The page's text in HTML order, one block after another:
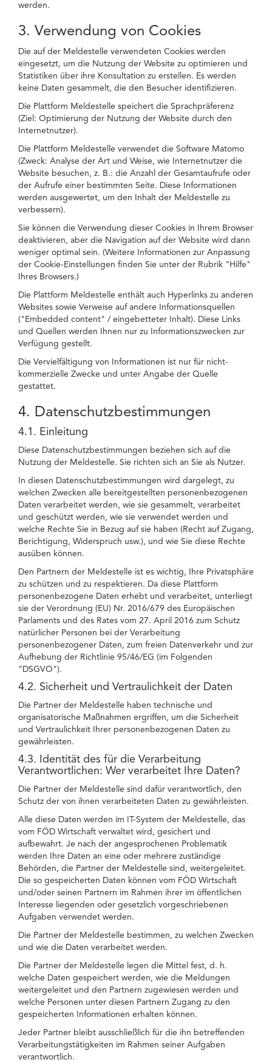
werden.
3. Verwendung von Cookies
Die auf der Meldestelle verwendeten Cookies werden
eingesetzt, um die Nutzung der Website zu optimieren und
Statistiken über ihre Konsultation zu erstellen. Es werden
keine Daten gesammelt, die den Besucher identifizieren.
Die Plattform Meldestelle speichert die Sprachpräferenz
(Ziel: Optimierung der Nutzung der Website durch den
Internetnutzer).
Die Plattform Meldestelle verwendet die Software Matomo
(Zweck: Analyse der Art und Weise, wie Internetnutzer die
Website besuchen, z. B.: die Anzahl der Gesamtaufrufe oder
der Aufrufe einer bestimmten Seite. Diese Informationen
werden ausgewertet, um den Inhalt der Meldestelle zu
verbessern).
Sie können die Verwendung dieser Cookies in Ihrem Browser
deaktivieren, aber die Navigation auf der Website wird dann
weniger optimal sein. (Weitere Informationen zur Anpassung
der Cookie-Einstellungen finden Sie unter der Rubrik "Hilfe"
Ihres Browsers.)
Die Plattform Meldestelle enthält auch Hyperlinks zu anderen
Websites sowie Verweise auf andere Informationsquellen
("Embedded content" / eingebetteter Inhalt). Diese Links
und Quellen werden Ihnen nur zu Informationszwecken zur
Verfügung gestellt.
Die Vervielfältigung von Informationen ist nur für nicht-
kommerzielle Zwecke und unter Angabe der Quelle
gestattet.
4. Datenschutzbestimmungen
4.1. Einleitung
Diese Datenschutzbestimmungen beziehen sich auf die
Nutzung der Meldestelle. Sie richten sich an Sie als Nutzer.
In diesen Datenschutzbestimmungen wird dargelegt, zu
welchen Zwecken alle bereitgestellten personenbezogenen
Daten verarbeitet werden, wie sie gesammelt, verarbeitet
und geschützt werden, wie sie verwendet werden und
welche Rechte Sie in Bezug auf sie haben (Recht auf Zugang,
Berichtigung, Widerspruch usw.), und wie Sie diese Rechte
ausüben können.
Den Partnern der Meldestelle ist es wichtig, Ihre Privatsphäre
zu schützen und zu respektieren. Da diese Plattform
personenbezogene Daten erhebt und verarbeitet, unterliegt
sie der Verordnung (EU) Nr. 2016/679 des Europäischen
Parlaments und des Rates vom 27. April 2016 zum Schutz
natürlicher Personen bei der Verarbeitung
personenbezogener Daten, zum freien Datenverkehr und zur
Aufhebung der Richtlinie 95/46/EG (im Folgenden
"DSGVO").
4.2. Sicherheit und Vertraulichkeit der Daten
Die Partner der Meldestelle haben technische und
organisatorische Maßnahmen ergriffen, um die Sicherheit
und Vertraulichkeit Ihrer personenbezogenen Daten zu
gewährleisten.
4.3. Identität des für die Verarbeitung
Verantwortlichen: Wer verarbeitet Ihre Daten?
Die Partner der Meldestelle sind dafür verantwortlich, den
Schutz der von ihnen verarbeiteten Daten zu gewährleisten.
Alle diese Daten werden im IT-System der Meldestelle, das
vom FÖD Wirtschaft verwaltet wird, gesichert und
aufbewahrt. Je nach der angesprochenen Problematik
werden Ihre Daten an eine oder mehrere zuständige
Behörden, die Partner der Meldestelle sind, weitergeleitet.
Die so gespeicherten Daten können vom FÖD Wirtschaft
und/oder seinen Partnern im Rahmen ihrer im öffentlichen
Interesse liegenden oder gesetzlich vorgeschriebenen
Aufgaben verwendet werden.
Die Partner der Meldestelle bestimmen, zu welchen Zwecken
und wie die Daten verarbeitet werden.
Die Partner der Meldestelle legen die Mittel fest, d. h.
welche Daten gespeichert werden, wie die Meldungen
weitergeleitet und den Partnern zugewiesen werden und
welche Personen unter diesen Partnern Zugang zu den
gespeicherten Informationen erhalten können.
Jeder Partner bleibt ausschließlich für die ihn betreffenden
Verarbeitungstätigkeiten im Rahmen seiner Aufgaben
verantwortlich.